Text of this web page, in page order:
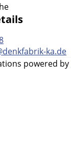
ka.de
powered by